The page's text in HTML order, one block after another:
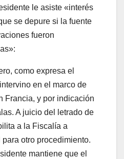
le asiste «interés
se depure si la fuente
fueron
como expresa el
en el marco de
Francia, y por indicación
A juicio del letrado de
a la Fiscalía a
otro procedimiento.
mantiene que el